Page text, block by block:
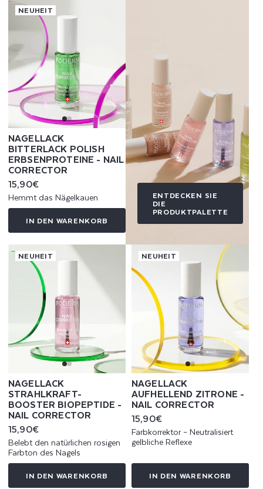
NEUHEIT
NAGELLACK
BITTERLACK POLISH
ERBSENPROTEINE - NAIL
CORRECTOR
Normaler
Preis
15,90€
Hemmt das Nägelkauen
IN DEN WARENKORB
ENTDECKEN SIE
DIE
PRODUKTPALETTE
NEUHEIT
NAGELLACK
STRAHLKRAFT-
BOOSTER BIOPEPTIDE -
NAIL CORRECTOR
Normaler
Preis
15,90€
Belebt den natürlichen rosigen
Farbton des Nagels
IN DEN WARENKORB
NEUHEIT
NAGELLACK
AUFHELLEND ZITRONE -
NAIL CORRECTOR
Normaler
Preis
15,90€
Farbkorrektor – Neutralisiert
gelbliche Reflexe
IN DEN WARENKORB